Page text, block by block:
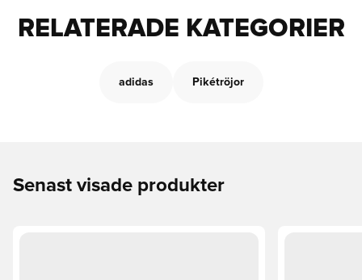
RELATERADE KATEGORIER
adidas Pikétröjor
Senast visade produkter